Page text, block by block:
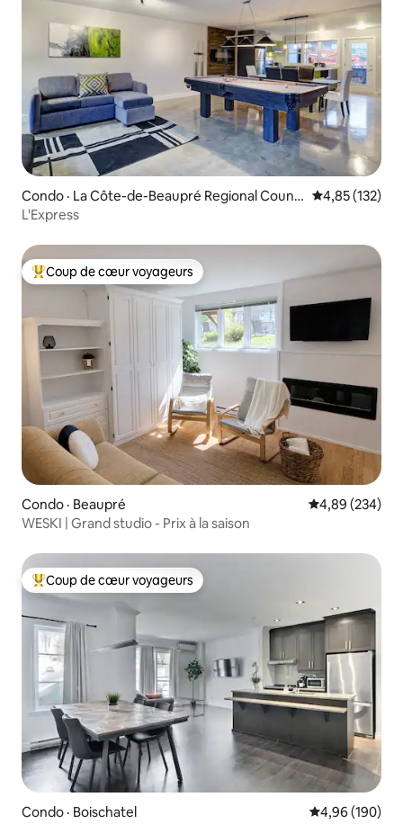
Condo · La Côte-de-Beaupré Regional Count
y Municipality
Note
4,85 (132)
L'Express
Coup de cœur voyageurs parmi les plus aimés
Coup de cœur voyageurs
Condo · Beaupré Note
4,89 (234)
WESKI | Grand studio - Prix à la saison
Coup de cœur voyageurs parmi les plus aimés
Coup de cœur voyageurs
Condo · Boischatel Note
4,96 (190)